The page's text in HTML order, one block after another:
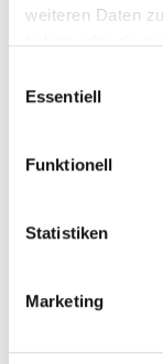
weiteren Daten
Essentiell
Funktionell
Statistiken
Marketing